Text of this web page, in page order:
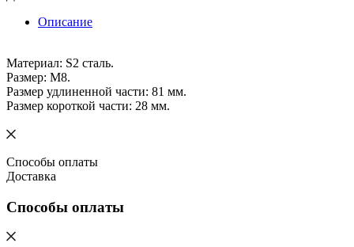
Описание
Материал: S2 сталь.
Размер: M8.
Размер удлиненной части: 81 мм.
Размер короткой части: 28 мм.
Способы оплаты
Доставка
Способы оплаты